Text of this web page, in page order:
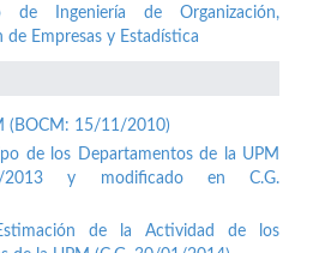
de Ingeniería de Organización,
de Empresas y Estadística
(BOCM: 15/11/2010)
de los Departamentos de la UPM
2013 y modificado en C.G.
de la Actividad de los